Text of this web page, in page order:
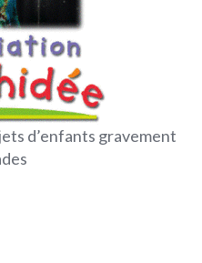
d’enfants gravement